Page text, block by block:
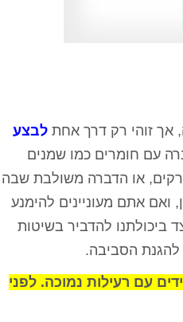
זוהי רק דרך אחת לבצע
עם חומרים כמו שמנים
או הדברה משולבת שבה
אתם מעוניינים להימנע
ביכולתנו להדביר בשיטות
הסביבה.
עם רעילות נמוכה. לפני